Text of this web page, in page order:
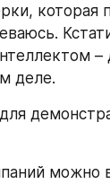
деле.
можно